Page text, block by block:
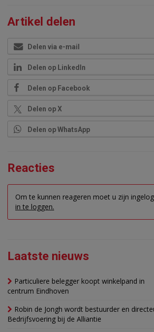
Artikel delen
Delen via e-mail
Delen op LinkedIn
Delen op Facebook
Delen op X
Delen op WhatsApp
Reacties
Om te kunnen reageren moet u zijn
in te loggen.
Laatste nieuws
Particuliere belegger koopt winkelpand in
centrum Eindhoven
Robin de Jongh wordt bestuurder en
Bedrijfsvoering bij de Alliantie